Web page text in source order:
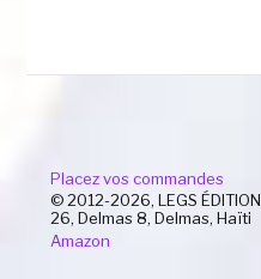
Placez vos commandes
© 2012-2026, LEGS ÉDITION
26, Delmas 8, Delmas, Haïti
Amazon